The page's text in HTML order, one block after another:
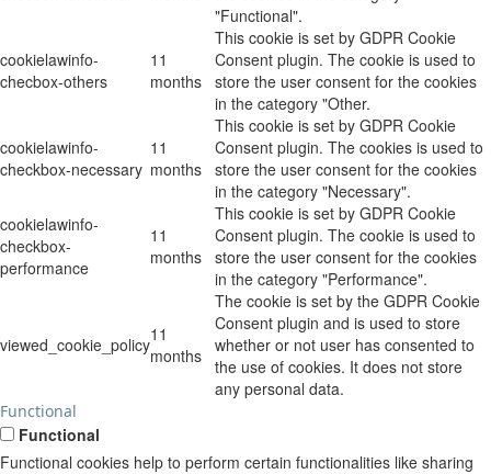
"Functional".
cookielawinfo-
checbox-others
11
months
This cookie is set by GDPR Cookie
Consent plugin. The cookie is used to
store the user consent for the cookies
in the category "Other.
cookielawinfo-
checkbox-necessary
11
months
This cookie is set by GDPR Cookie
Consent plugin. The cookies is used to
store the user consent for the cookies
in the category "Necessary".
cookielawinfo-
checkbox-
performance
11
months
This cookie is set by GDPR Cookie
Consent plugin. The cookie is used to
store the user consent for the cookies
in the category "Performance".
viewed_cookie_policy11
months
The cookie is set by the GDPR Cookie
Consent plugin and is used to store
whether or not user has consented to
the use of cookies. It does not store
any personal data.
Functional
Functional
Functional cookies help to perform certain functionalities like sharing